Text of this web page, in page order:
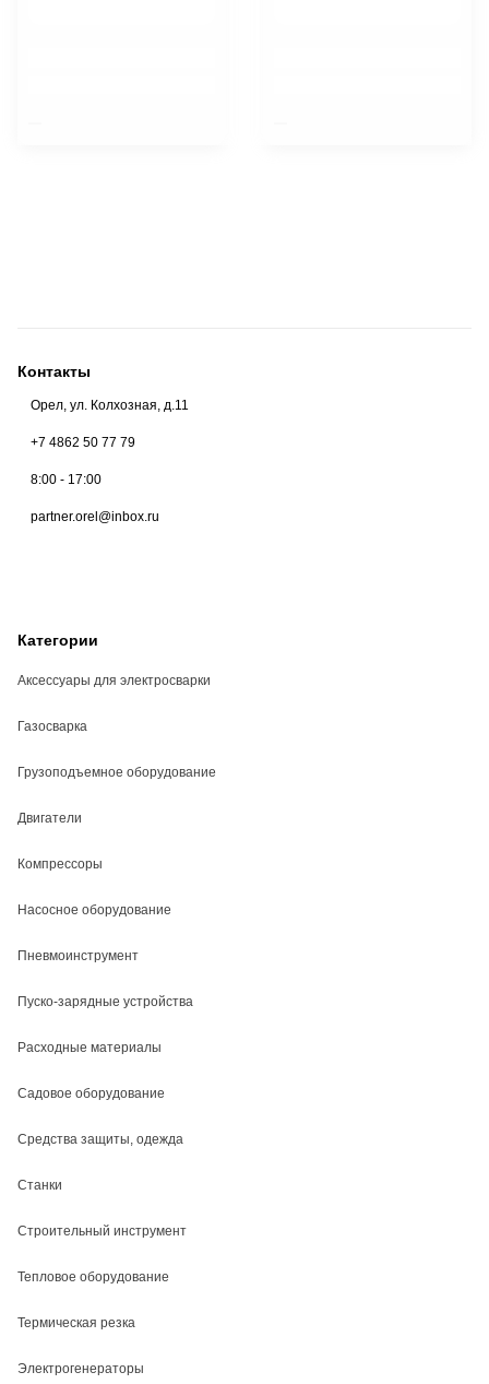
Контакты
Орел, ул. Колхозная, д.11
+7 4862 50 77 79
8:00 - 17:00
partner.orel@inbox.ru
Категории
Аксессуары для электросварки
Газосварка
Грузоподъемное оборудование
Двигатели
Компрессоры
Насосное оборудование
Пневмоинструмент
Пуско-зарядные устройства
Расходные материалы
Садовое оборудование
Средства защиты, одежда
Станки
Строительный инструмент
Тепловое оборудование
Термическая резка
Электрогенераторы